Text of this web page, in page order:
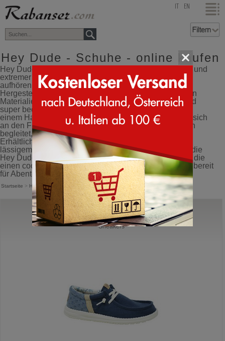
top EN
Hey Dude - Schuhe - online kaufen
Hey Dude Schuhe sind die perfekte Mischung aus Stil und
extremer Leichtigkeit, entwickelt für diejenigen, die nie
aufhören und einen Schuh wollen, der mithalten kann.
Hergestellt aus innovativen und extrem atmungsaktiven
Materialien, bieten diese Schuhe einen natürlichen und
super bequemen Gang, wie barfuß zu gehen, aber mit
einem Hauch von Klasse. Die flexible Sohle schmiegt sich
an den Fuß an und sorgt für Komfort, der Sie überallhin
begleitet, und für tadellose Stabilität auf jedem Terrain.
Erhältlich in einer Vielzahl von Stilen und Farben, von
lässigem Chic bis hin zu einem raffinierten Look, sind die
Hey Dude Schuhe das Must-Have-Accessoire für alle, die
einen coolen, superleichten Schuh suchen, der immer bereit
für Abenteuer ist.
Startseite > Hey Dude
Hey Dude
Wally Funk Sommer Stitch
Sneakers